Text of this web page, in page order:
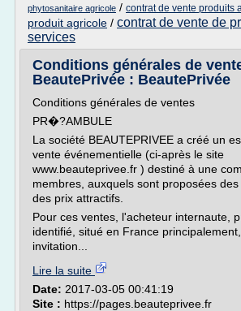
phytosanitaire agricole / contrat de vente produits
produit agricole / contrat de vente de
services
Conditions générales de
BeautePrivée : BeautePrivée
Conditions générales de ventes
PR�?AMBULE
La société BEAUTEPRIVEE a créé un
vente événementielle (ci-après le site
www.beauteprivee.fr ) destiné à une
membres, auxquels sont proposées
des prix attractifs.
Pour ces ventes, l'acheteur internaute,
identifié, situé en France
invitation...
Lire la suite
Date: 2017-03-05 00:41:19
Site : https://pages.beauteprivee.fr